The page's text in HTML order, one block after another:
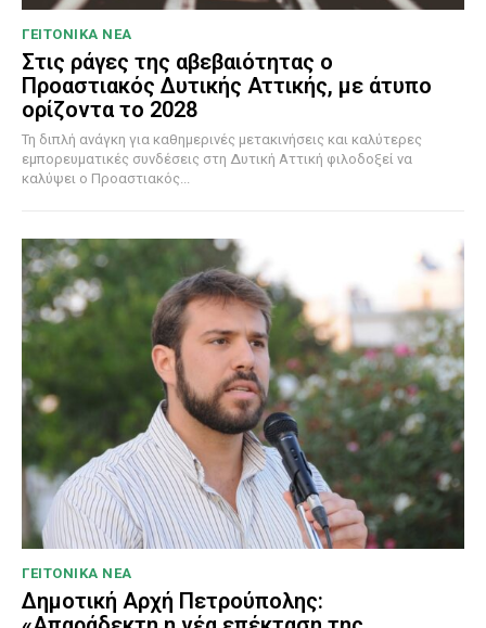
ΓΕΙΤΟΝΙΚΑ ΝΕΑ
Στις ράγες της αβεβαιότητας ο
Προαστιακός Δυτικής Αττικής, με άτυπο
ορίζοντα το 2028
Τη διπλή ανάγκη για καθημερινές μετακινήσεις και καλύτερες
εμπορευματικές συνδέσεις στη Δυτική Αττική φιλοδοξεί να
καλύψει ο Προαστιακός...
ΓΕΙΤΟΝΙΚΑ ΝΕΑ
Δημοτική Αρχή Πετρούπολης: